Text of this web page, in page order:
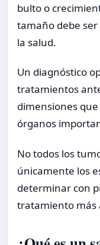
bulto o
tamaño debe
la salud.
Un diagnóstico
tratamientos
dimensiones
órganos
No todos los
únicamente los
determinar con
tratamiento más